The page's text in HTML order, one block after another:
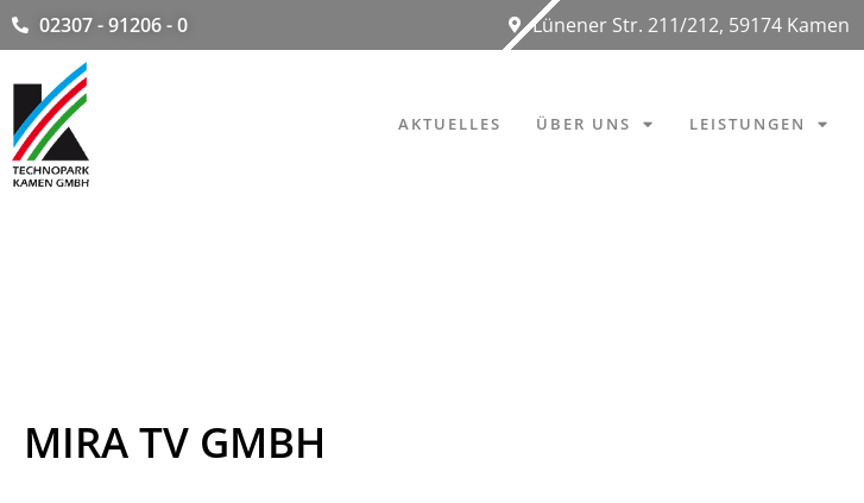
02307 - 91206 - 0 Lünener Str. 211/212, 59174 Kamen
AKTUELLES ÜBER UNS LEISTUNGEN
MIRA TV GMBH